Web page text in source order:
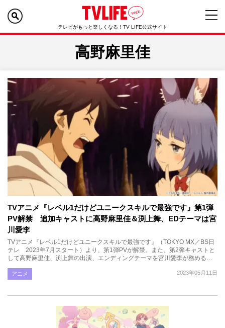
テレビがもっと楽しくなる！TV LIFE公式サイト
高野麻里佳
TVアニメ『レベル1だけどユニークスキルで最強です』第1弾
PV解禁 追加キャストに高野麻里佳＆渕上舞、EDテーマは宮
川愛李
TVアニメ『レベル1だけどユニークスキルで最強です』（TOKYO MX／BS日
テレ 2023年7月スタート）より、第1弾PVが解禁。また、第2弾キャストと
して高野麻里佳、渕上舞の出演、エンディングテーマを宮川愛李が務める…
2023年05月11日
アニメ